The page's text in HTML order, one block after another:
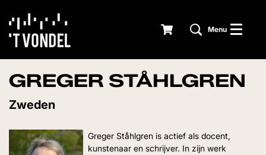
Menu
GREGER STÅHLGREN
Zweden
Greger Ståhlgren is actief als docent,
kunstenaar en schrijver. In zijn werk